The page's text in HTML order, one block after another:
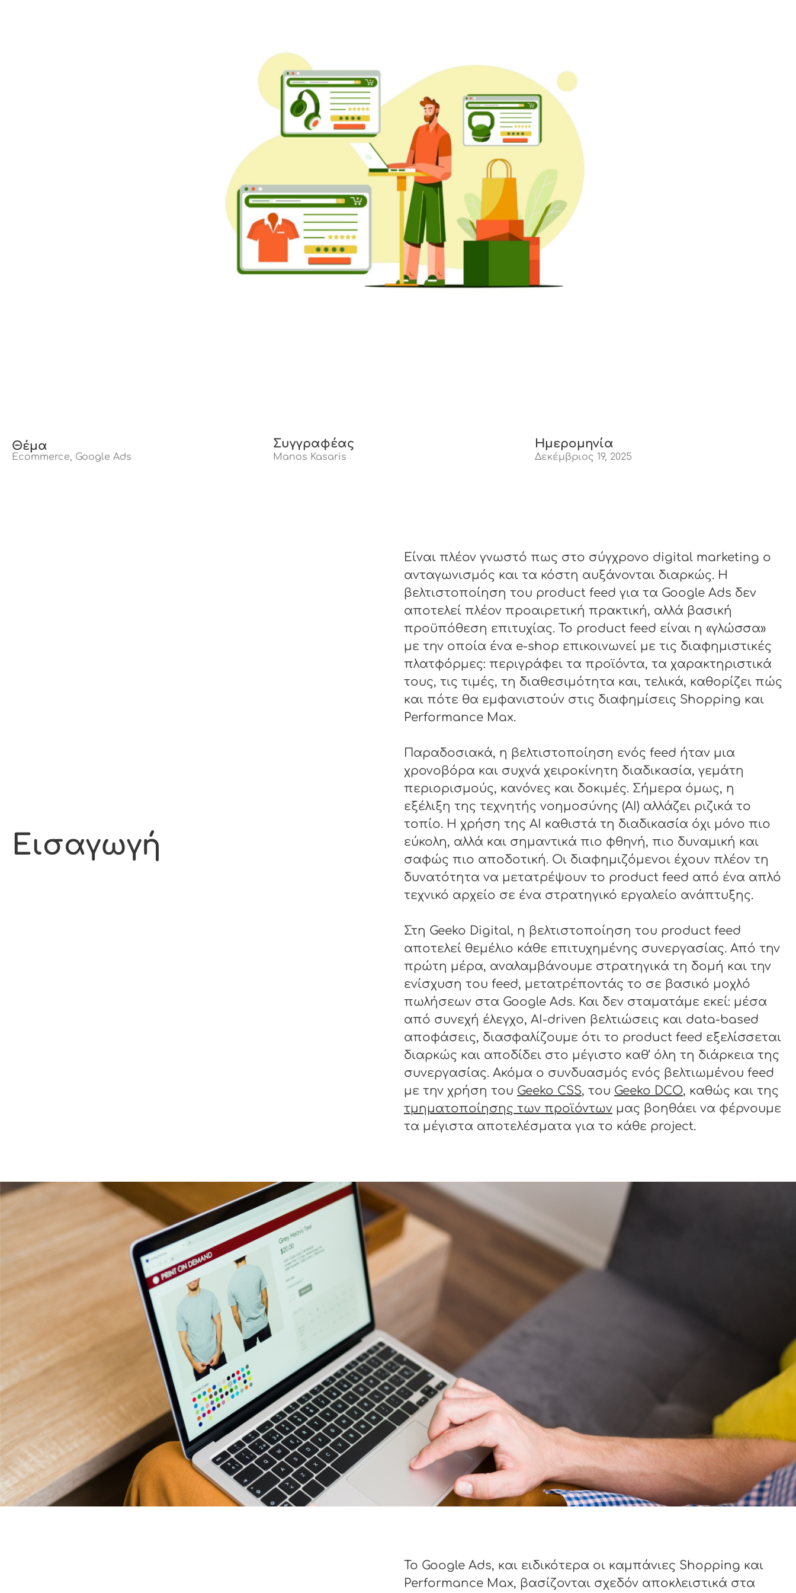
Θέμα
Ecommerce, Google Ads
Συγγραφέας
Manos Kasaris
Ημερομηνία
Δεκέμβριος 19, 2025
Εισαγωγή
Είναι πλέον γνωστό πως στο σύγχρονο digital marketing ο
ανταγωνισμός και τα κόστη αυξάνονται διαρκώς. Η
βελτιστοποίηση του product feed για τα Google Ads δεν
αποτελεί πλέον προαιρετική πρακτική, αλλά βασική
προϋπόθεση επιτυχίας. Το product feed είναι η «γλώσσα»
με την οποία ένα e-shop επικοινωνεί με τις διαφημιστικές
πλατφόρμες: περιγράφει τα προϊόντα, τα χαρακτηριστικά
τους, τις τιμές, τη διαθεσιμότητα και, τελικά, καθορίζει πώς
και πότε θα εμφανιστούν στις διαφημίσεις Shopping και
Performance Max.
Παραδοσιακά, η βελτιστοποίηση ενός feed ήταν μια
χρονοβόρα και συχνά χειροκίνητη διαδικασία, γεμάτη
περιορισμούς, κανόνες και δοκιμές. Σήμερα όμως, η
εξέλιξη της τεχνητής νοημοσύνης (AI) αλλάζει ριζικά το
τοπίο. Η χρήση της AI καθιστά τη διαδικασία όχι μόνο πιο
εύκολη, αλλά και σημαντικά πιο φθηνή, πιο δυναμική και
σαφώς πιο αποδοτική. Οι διαφημιζόμενοι έχουν πλέον τη
δυνατότητα να μετατρέψουν το product feed από ένα απλό
τεχνικό αρχείο σε ένα στρατηγικό εργαλείο ανάπτυξης.
Στη Geeko Digital, η βελτιστοποίηση του product feed
αποτελεί θεμέλιο κάθε επιτυχημένης συνεργασίας. Από την
πρώτη μέρα, αναλαμβάνουμε στρατηγικά τη δομή και την
ενίσχυση του feed, μετατρέποντάς το σε βασικό μοχλό
πωλήσεων στα Google Ads. Και δεν σταματάμε εκεί: μέσα
από συνεχή έλεγχο, AI-driven βελτιώσεις και data-based
αποφάσεις, διασφαλίζουμε ότι το product feed εξελίσσεται
διαρκώς και αποδίδει στο μέγιστο καθ’ όλη τη διάρκεια της
συνεργασίας. Ακόμα ο συνδυασμός ενός βελτιωμένου feed
με την χρήση του Geeko CSS, του Geeko DCO, καθώς και της
τμηματοποίησης των προϊόντων μας βοηθάει να φέρνουμε
τα μέγιστα αποτελέσματα για το κάθε project.
Το Google Ads, και ειδικότερα οι καμπάνιες Shopping και
Performance Max, βασίζονται σχεδόν αποκλειστικά στα